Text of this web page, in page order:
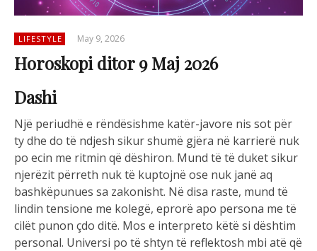
LIFESTYLE May 9, 2026
Horoskopi ditor 9 Maj 2026
Dashi
Një periudhë e rëndësishme katër-javore nis sot për
ty dhe do të ndjesh sikur shumë gjëra në karrierë nuk
po ecin me ritmin që dëshiron. Mund të të duket sikur
njerëzit përreth nuk të kuptojnë ose nuk janë aq
bashkëpunues sa zakonisht. Në disa raste, mund të
lindin tensione me kolegë, eprorë apo persona me të
cilët punon çdo ditë. Mos e interpreto këtë si dështim
personal. Universi po të shtyn të reflektosh mbi atë që